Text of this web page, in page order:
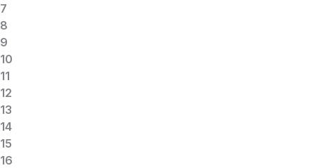
7
8
9
10
11
12
13
14
15
16